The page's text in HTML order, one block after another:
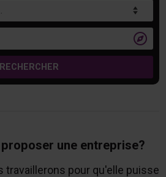

RECHERCHER
une entreprise?
travaillerons pour qu'elle puisse